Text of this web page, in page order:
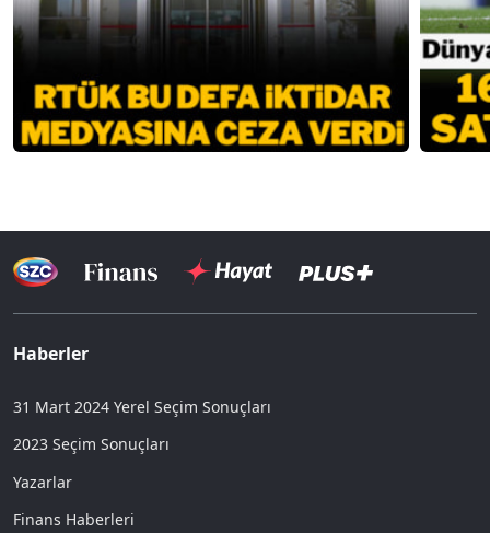
Haberler
31 Mart 2024 Yerel Seçim Sonuçları
2023 Seçim Sonuçları
Yazarlar
Finans Haberleri